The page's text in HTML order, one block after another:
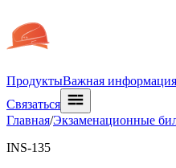
ПродуктыВажная информация
Связаться
Главная/Экзаменационные
INS-135